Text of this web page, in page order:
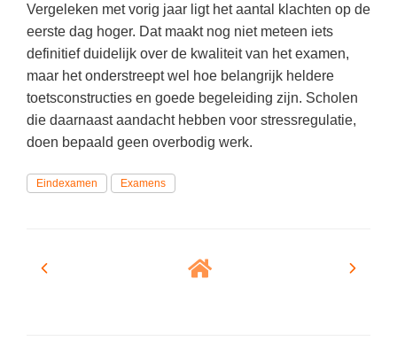
Schoolspullen
Seizoenen
Sinterklaas
Spelletjes
Sprookjes
Jenaplanonderwijs
Daltononderwijs
Schoolspullen
Onderwijsvacatures
Afscheidstekst collega
Docentenplein nieuwsbrief
Vergeleken met vorig jaar ligt het aantal klachten op de
eerste dag hoger. Dat maakt nog niet meteen iets
definitief duidelijk over de kwaliteit van het examen,
maar het onderstreept wel hoe belangrijk heldere
toetsconstructies en goede begeleiding zijn. Scholen
die daarnaast aandacht hebben voor stressregulatie,
doen bepaald geen overbodig werk.
Eindexamen Examens